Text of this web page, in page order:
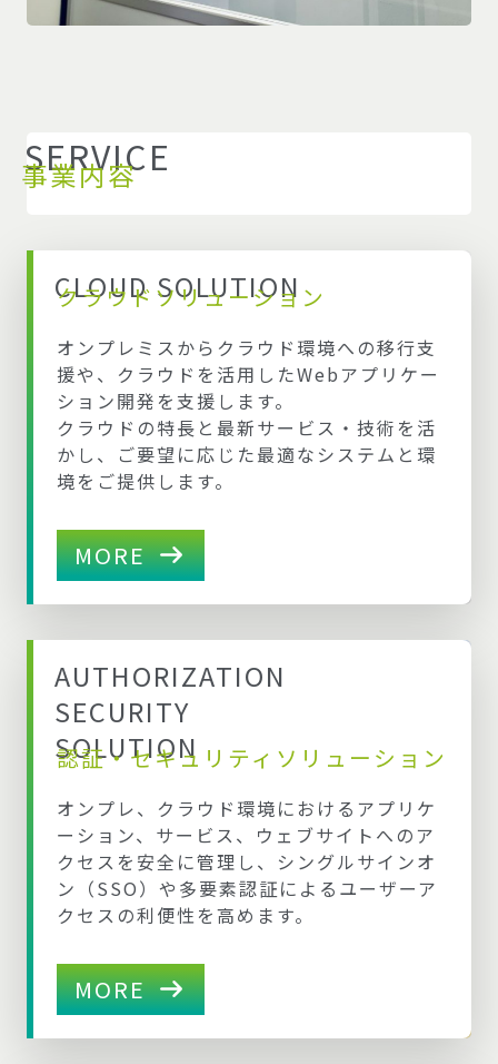
SERVICE
事業内容
CLOUD SOLUTION
クラウドソリューション
オンプレミスからクラウド環境への移行支
援や、クラウドを活用したWebアプリケー
ション開発を支援します。
クラウドの特長と最新サービス・技術を活
かし、ご要望に応じた最適なシステムと環
境をご提供します。
MORE
AUTHORIZATION
SECURITY
SOLUTION
認証・セキュリティソリューション
オンプレ、クラウド環境におけるアプリケ
ーション、サービス、ウェブサイトへのア
クセスを安全に管理し、シングルサインオ
ン（SSO）や多要素認証によるユーザーア
クセスの利便性を高めます。
MORE